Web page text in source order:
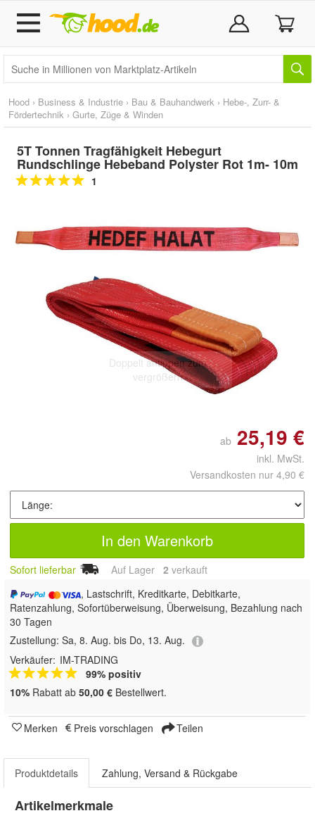
Hood › Business & Industrie › Bau & Bauhandwerk › Hebe-, Zurr- &
Fördertechnik › Gurte, Züge & Winden
5T Tonnen Tragfähigkeit Hebegurt
Rundschlinge Hebeband Polyster Rot 1m- 10m
1
Doppelt antippen zum
vergrößern
ab 25,19 €
inkl. MwSt.
Versandkosten nur 4,90 €
In den Warenkorb
Sofort lieferbar Auf Lager 2 verkauft
, Lastschrift, Kreditkarte, Debitkarte,
Ratenzahlung, Sofortüberweisung, Überweisung, Bezahlung nach
30 Tagen
Zustellung: Sa, 8. Aug. bis Do, 13. Aug.
Verkäufer: IM-TRADING
99% positiv
10% Rabatt ab 50,00 € Bestellwert.
Merken Preis vorschlagen Teilen
Produktdetails Zahlung, Versand & Rückgabe
Artikelmerkmale